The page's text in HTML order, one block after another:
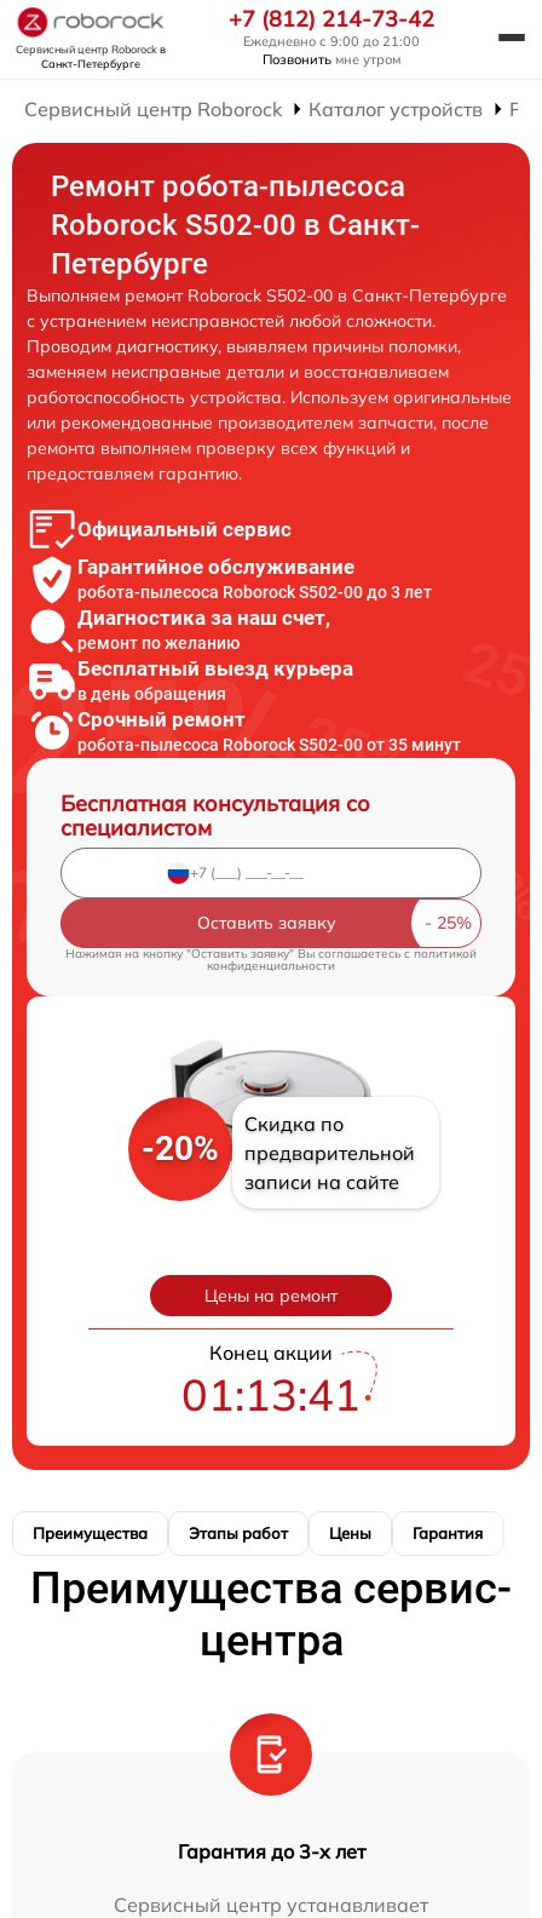
Сервисный центр Roborockв
Санкт-Петербурге
+7 (812) 214-73-42
Ежедневно с 9:00 до 21:00
Позвонить мне утром
Сервисный центр Roborock Каталог устройств
Ремонт робота-пылесоса
Roborock S502-00 в Санкт-
Петербурге
Выполняем ремонт Roborock S502-00 в Санкт-Петербурге
с устранением неисправностей любой сложности.
Проводим диагностику, выявляем причины поломки,
заменяем неисправные детали и восстанавливаем
работоспособность устройства. Используем оригинальные
или рекомендованные производителем запчасти, после
ремонта выполняем проверку всех функций и
предоставляем гарантию.
Официальный сервис
Гарантийное обслуживание
робота-пылесоса Roborock S502-00 до 3 лет
Диагностика за наш счет,
ремонт по желанию
Бесплатный выезд курьера
в день обращения
Срочный ремонт
робота-пылесоса Roborock S502-00 от 35 минут
Бесплатная консультация со
специалистом
Оставить заявку
Нажимая на кнопку "Оставить заявку" Вы соглашаетесь cполитикой
конфиденциальности
-20%
Скидка по
предварительной
записи на сайте
Цены на ремонт
Конец акции
01:13:40
Преимущества Этапы работ Цены Гарантия
Преимущества сервис-
центра
Гарантия до 3-х лет
Сервисный центр устанавливает